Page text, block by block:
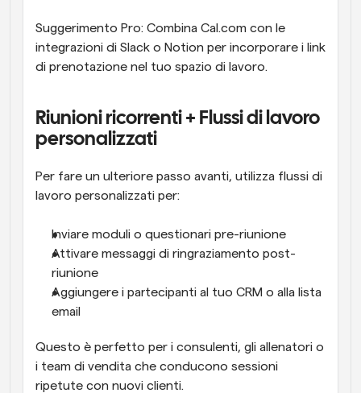
Suggerimento Pro: Combina Cal.com con le
integrazioni di Slack o Notion per incorporare i link
di prenotazione nel tuo spazio di lavoro.
Riunioni ricorrenti + Flussi di lavoro
personalizzati
Per fare un ulteriore passo avanti, utilizza flussi di
lavoro personalizzati per:
Inviare moduli o questionari pre-riunione
Attivare messaggi di ringraziamento post-
riunione
Aggiungere i partecipanti al tuo CRM o alla lista
email
Questo è perfetto per i consulenti, gli allenatori o
i team di vendita che conducono sessioni
ripetute con nuovi clienti.